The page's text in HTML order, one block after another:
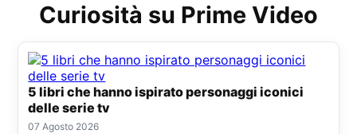
Curiosità su Prime Video
5 libri che hanno ispirato personaggi iconici
delle serie tv
07 Agosto 2026